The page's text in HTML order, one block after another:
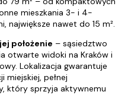
mieszkania 3- i 4-
największe nawet do 15 m².
położenie – sąsiedztwo
otwarte widoki na Kraków i
Lokalizacja gwarantuje
pełnej
który sprzyja aktywnemu